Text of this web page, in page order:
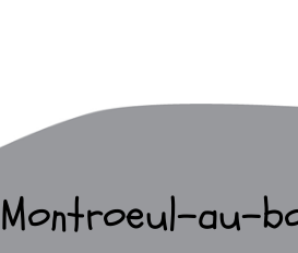
Montroeul-au-